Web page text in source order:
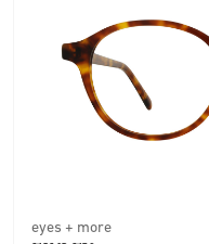
eyes + more